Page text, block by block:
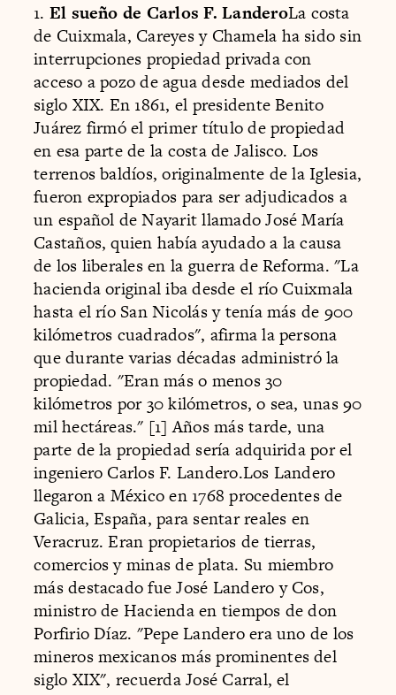
1. El sueño de Carlos F. LanderoLa costa
de Cuixmala, Careyes y Chamela ha sido sin
interrupciones propiedad privada con
acceso a pozo de agua desde mediados del
siglo XIX. En 1861, el presidente Benito
Juárez firmó el primer título de propiedad
en esa parte de la costa de Jalisco. Los
terrenos baldíos, originalmente de la Iglesia,
fueron expropiados para ser adjudicados a
un español de Nayarit llamado José María
Castaños, quien había ayudado a la causa
de los liberales en la guerra de Reforma. "La
hacienda original iba desde el río Cuixmala
hasta el río San Nicolás y tenía más de 900
kilómetros cuadrados", afirma la persona
que durante varias décadas administró la
propiedad. "Eran más o menos 30
kilómetros por 30 kilómetros, o sea, unas 90
mil hectáreas." [1] Años más tarde, una
parte de la propiedad sería adquirida por el
ingeniero Carlos F. Landero.Los Landero
llegaron a México en 1768 procedentes de
Galicia, España, para sentar reales en
Veracruz. Eran propietarios de tierras,
comercios y minas de plata. Su miembro
más destacado fue José Landero y Cos,
ministro de Hacienda en tiempos de don
Porfirio Díaz. "Pepe Landero era uno de los
mineros mexicanos más prominentes del
siglo XIX", recuerda José Carral, el